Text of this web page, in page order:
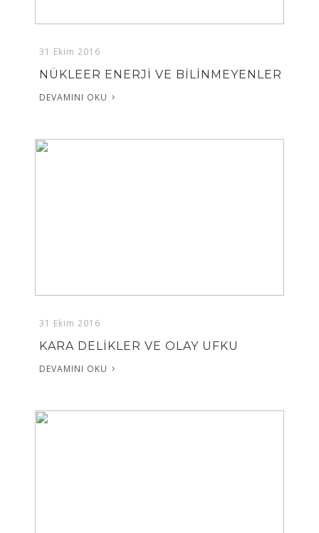
31 Ekim 2016
NÜKLEER ENERJİ VE BİLİNMEYENLER
DEVAMINI OKU
31 Ekim 2016
KARA DELİKLER VE OLAY UFKU
DEVAMINI OKU